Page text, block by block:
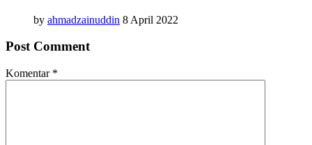
by ahmadzainuddin 8 April 2022
Post Comment
Komentar *